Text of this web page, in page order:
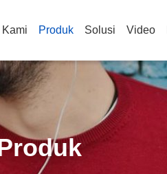
Kami Produk Solusi Video